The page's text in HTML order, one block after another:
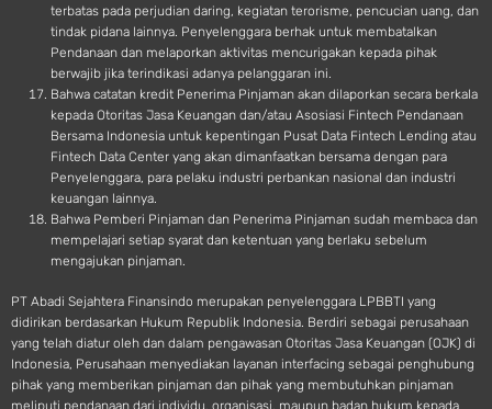
terbatas pada perjudian daring, kegiatan terorisme, pencucian uang, dan
tindak pidana lainnya. Penyelenggara berhak untuk membatalkan
Pendanaan dan melaporkan aktivitas mencurigakan kepada pihak
berwajib jika terindikasi adanya pelanggaran ini.
Bahwa catatan kredit Penerima Pinjaman akan dilaporkan secara berkala
kepada Otoritas Jasa Keuangan dan/atau Asosiasi Fintech Pendanaan
Bersama Indonesia untuk kepentingan Pusat Data Fintech Lending atau
Fintech Data Center yang akan dimanfaatkan bersama dengan para
Penyelenggara, para pelaku industri perbankan nasional dan industri
keuangan lainnya.
Bahwa Pemberi Pinjaman dan Penerima Pinjaman sudah membaca dan
mempelajari setiap syarat dan ketentuan yang berlaku sebelum
mengajukan pinjaman.
PT Abadi Sejahtera Finansindo merupakan penyelenggara LPBBTI yang
didirikan berdasarkan Hukum Republik Indonesia. Berdiri sebagai perusahaan
yang telah diatur oleh dan dalam pengawasan Otoritas Jasa Keuangan (OJK) di
Indonesia, Perusahaan menyediakan layanan interfacing sebagai penghubung
pihak yang memberikan pinjaman dan pihak yang membutuhkan pinjaman
meliputi pendanaan dari individu, organisasi, maupun badan hukum kepada